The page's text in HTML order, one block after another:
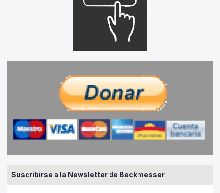
Suscribirse a la Newsletter de Beckmesser